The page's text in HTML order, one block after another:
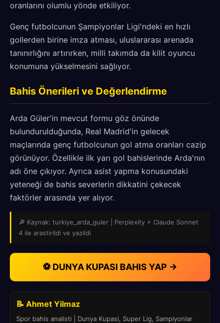
oranlarını olumlu yönde etkiliyor.
Genç futbolcunun Şampiyonlar Ligi'ndeki en hızlı
gollerden birine imza atması, uluslararası arenada
tanınırlığını artırırken, milli takımda da kilit oyuncu
konumuna yükselmesini sağlıyor.
Bahis Önerileri ve Değerlendirme
Arda Güler'in mevcut formu göz önünde
bulundurulduğunda, Real Madrid'in gelecek
maçlarında genç futbolcunun gol atma oranları cazip
görünüyor. Özellikle ilk yarı gol bahislerinde Arda'nın
adı öne çıkıyor. Ayrıca asist yapma konusundaki
yeteneği de bahis severlerin dikkatini çekecek
faktörler arasında yer alıyor.
🔎 Kaynak: turkiye_arda_guler | Perplexity + Claude Sonnet
4 ile arastirildi ve yazildi
⚽ DUNYA KUPASI BAHIS YAP →
📝 Ahmet Yilmaz
Spor bahis analisti | Dunya Kupasi, Super Lig, Sampiyonlar